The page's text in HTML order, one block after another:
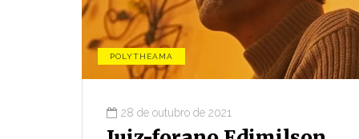
POLYTHEAMA
28 de outubro de 2021
POLYTHEAMA